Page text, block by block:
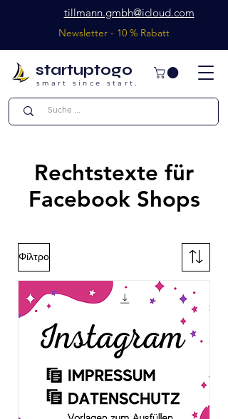
startuptogo
smart since start.
tillmann.gmbh@icloud.com
Newsletter - 10 % Rabatt
Rechtstexte für
Facebook Shops
Φίλτρο